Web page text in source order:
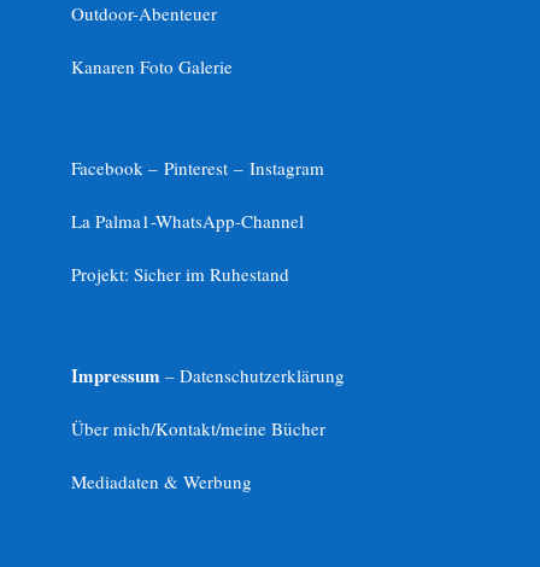
Outdoor-Abenteuer
Kanaren Foto Galerie
Facebook – Pinterest – Instagram
La Palma1-WhatsApp-Channel
Projekt: Sicher im Ruhestand
Impressum – Datenschutzerklärung
Über mich/Kontakt/meine Bücher
Mediadaten & Werbung